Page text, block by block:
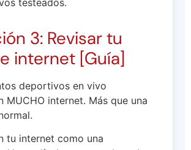
3: Revisar tu
internet [Guía]
deportivos en vivo
MUCHO internet. Más que una
tu internet como una